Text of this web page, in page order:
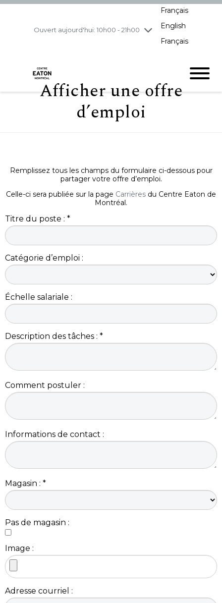
Ouvert aujourd'hui: 10h00 - 21h00
vendredi8/7
10h00 - 21h00
Français
English
Français
Afficher une offre
d’emploi
Remplissez tous les champs du formulaire ci-dessous pour
partager votre offre d’emploi.
Celle-ci sera publiée sur la page Carrières du Centre Eaton de
Montréal.
Titre du poste : *
Catégorie d’emploi :
Échelle salariale :
Description des tâches : *
Comment postuler :
Informations de contact :
Magasin : *
Pas de magasin :
Image :
Adresse courriel :